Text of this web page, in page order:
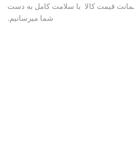
قیمت کالا با سلامت کامل به دست
شما میرسانیم.